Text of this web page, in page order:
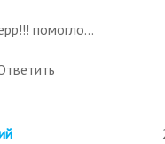
помогло...